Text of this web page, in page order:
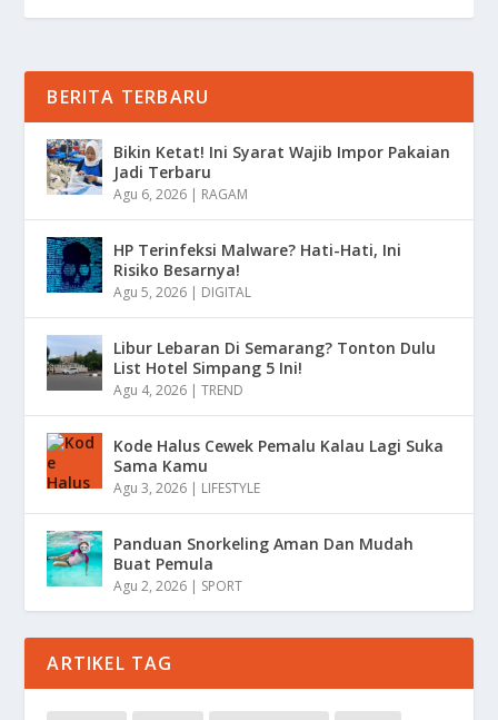
BERITA TERBARU
Bikin Ketat! Ini Syarat Wajib Impor Pakaian
Jadi Terbaru
Agu 6, 2026 | RAGAM
HP Terinfeksi Malware? Hati-Hati, Ini
Risiko Besarnya!
Agu 5, 2026 | DIGITAL
Libur Lebaran Di Semarang? Tonton Dulu
List Hotel Simpang 5 Ini!
Agu 4, 2026 |TREND
Kode Halus Cewek Pemalu Kalau Lagi Suka
Sama Kamu
Agu 3, 2026 | LIFESTYLE
Panduan Snorkeling Aman Dan Mudah
Buat Pemula
Agu 2, 2026 | SPORT
ARTIKEL TAG